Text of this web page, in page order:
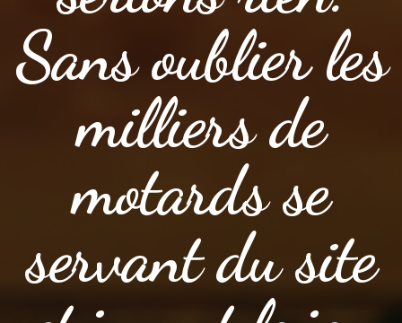
Sans oublier les
milliers de
motards se
servant du site